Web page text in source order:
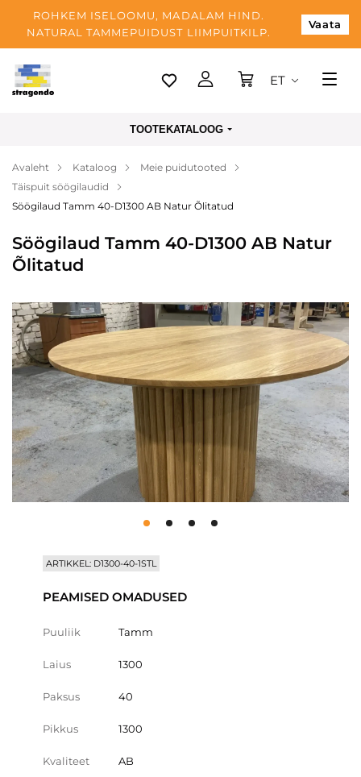
ROHKEM ISELOOMU, MADALAM HIND.
NATURAL TAMMEPUIDUST LIIMPUITKILP.
Vaata
Tallinn
Makse
Meist
Blogi
Kontaktid
ET
TOOTEKATALOOG
Avaleht Kataloog
Meie puidutooted
Täispuit söögilaudid
Söögilaud Tamm 40-D1300 AB Natur Õlitatud
Söögilaud Tamm 40-D1300 AB Natur
Õlitatud
ARTIKKEL: D1300-40-1STL
PEAMISED OMADUSED
Puuliik Tamm
Laius 1300
Paksus 40
Pikkus 1300
Kvaliteet AB